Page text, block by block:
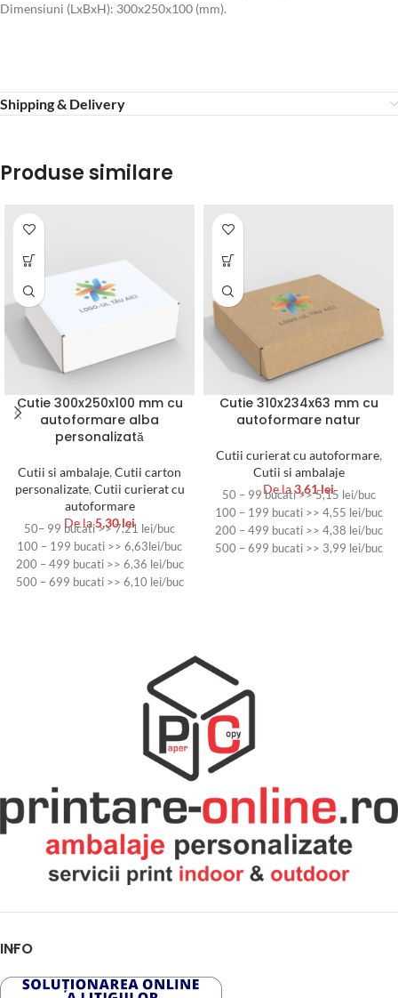
Dimensiuni (LxBxH): 300x250x100 (mm).
Shipping & Delivery
Produse similare
Cutie 300x250x100 mm cu
autoformare alba
personalizată
Cutii si ambalaje, Cutii carton
personalizate, Cutii curierat cu
autoformare
De la5,30lei
50– 99 bucati >> 7,21 lei/buc
100 – 199 bucati >> 6,63lei/buc
200 – 499 bucati >> 6,36 lei/buc
500 – 699 bucati >> 6,10 lei/buc
Cutie 310x234x63 mm cu
autoformare natur
Cutii curierat cu autoformare,
Cutii si ambalaje
De la3,61lei
50 – 99 bucati >> 5,15 lei/buc
100 – 199 bucati >> 4,55 lei/buc
200 – 499 bucati >> 4,38 lei/buc
500 – 699 bucati >> 3,99 lei/buc
INFO